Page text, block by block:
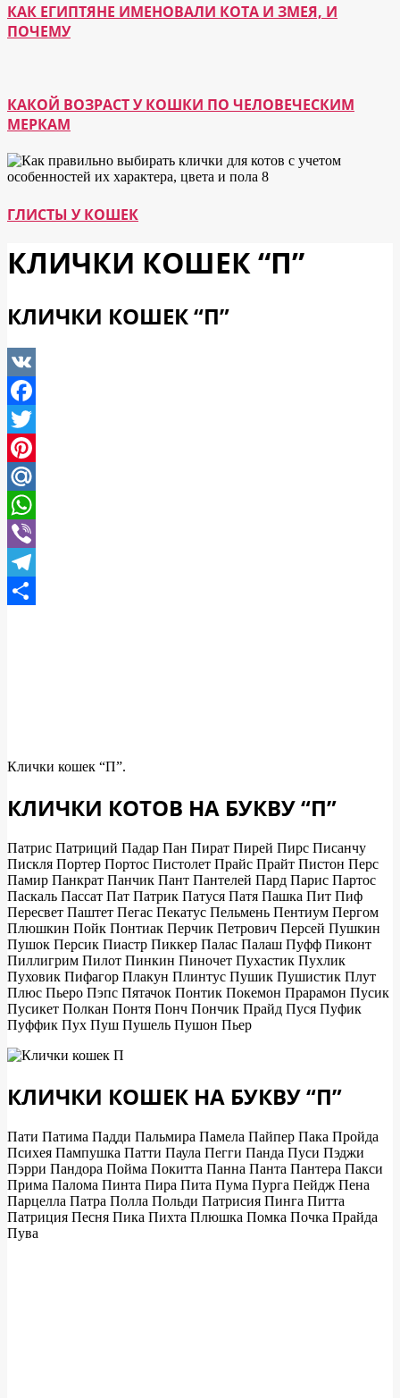
КАК ЕГИПТЯНЕ ИМЕНОВАЛИ КОТА И ЗМЕЯ, И
ПОЧЕМУ
КАКОЙ ВОЗРАСТ У КОШКИ ПО ЧЕЛОВЕЧЕСКИМ
МЕРКАМ
ГЛИСТЫ У КОШЕК
КЛИЧКИ КОШЕК “П”
КЛИЧКИ КОШЕК “П”
VK
Facebook
Twitter
Pinterest
Mail.Ru
WhatsApp
Viber
Telegram
Клички кошек “П”.
КЛИЧКИ КОТОВ НА БУКВУ “П”
Патрис Патриций Падар Пан Пират Пирей Пирс Писанчу
Пискля Портер Портос Пистолет Прайс Прайт Пистон Перс
Памир Панкрат Панчик Пант Пантелей Пард Парис Партос
Паскаль Пассат Пат Патрик Патуся Патя Пашка Пит Пиф
Пересвет Паштет Пегас Пекатус Пельмень Пентиум Пергом
Плюшкин Пойк Понтиак Перчик Петрович Персей Пушкин
Пушок Персик Пиастр Пиккер Палас Палаш Пуфф Пиконт
Пиллигрим Пилот Пинкин Пиночет Пухастик Пухлик
Пуховик Пифагор Плакун Плинтус Пушик Пушистик Плут
Плюс Пьеро Пэпс Пятачок Понтик Покемон Прарамон Пусик
Пусикет Полкан Понтя Понч Пончик Прайд Пуся Пуфик
Пуффик Пух Пуш Пушель Пушон Пьер
КЛИЧКИ КОШЕК НА БУКВУ “П”
Пати Патима Падди Пальмира Памела Пайпер Пака Пройда
Психея Пампушка Патти Паула Пегги Панда Пуси Пэджи
Пэрри Пандора Пойма Покитта Панна Панта Пантера Пакси
Прима Палома Пинта Пира Пита Пума Пурга Пейдж Пена
Парцелла Патра Полла Польди Патрисия Пинга Питта
Патриция Песня Пика Пихта Плюшка Помка Почка Прайда
Пува